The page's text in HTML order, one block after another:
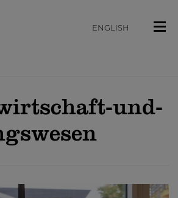
ENGLISH
und-